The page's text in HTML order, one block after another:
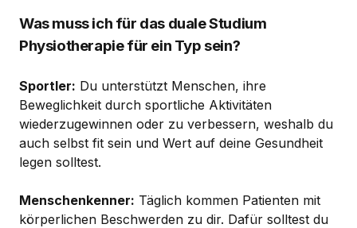
Was muss ich für das duale Studium
Physiotherapie für ein Typ sein?
Sportler: Du unterstützt Menschen, ihre
Beweglichkeit durch sportliche Aktivitäten
wiederzugewinnen oder zu verbessern, weshalb du
auch selbst fit sein und Wert auf deine Gesundheit
legen solltest.
Menschenkenner: Täglich kommen Patienten mit
körperlichen Beschwerden zu dir. Dafür solltest du